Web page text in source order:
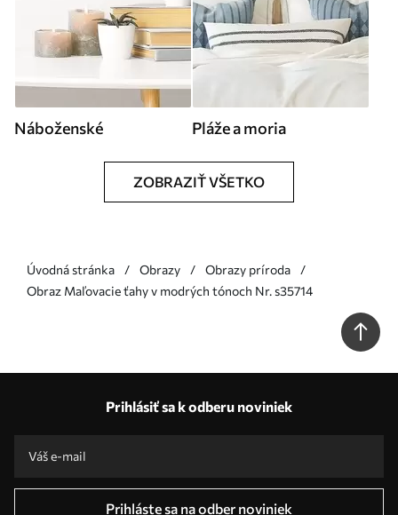
Náboženské Pláže a moria
ZOBRAZIŤ VŠETKO
Úvodná stránka Obrazy
Obrazy príroda
Obraz Maľovacie ťahy v modrých tónoch Nr. s35714
Prihlásiť sa k odberu noviniek
Prihláste sa na odber noviniek